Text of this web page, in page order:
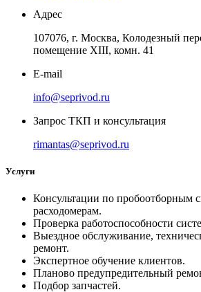
Адрес
107076, г. Москва, Колодезный
помещение ХIII, комн. 41
E-mail
info@seprivod.ru
Запрос ТКП и консультация
rimantas@seprivod.ru
Услуги
Консультации по пробоотборным
расходомерам.
Проверка работоспособности
Выездное обслуживание,
ремонт.
Экспертное обучение клиентов.
Планово предупредительный
Подбор запчастей.